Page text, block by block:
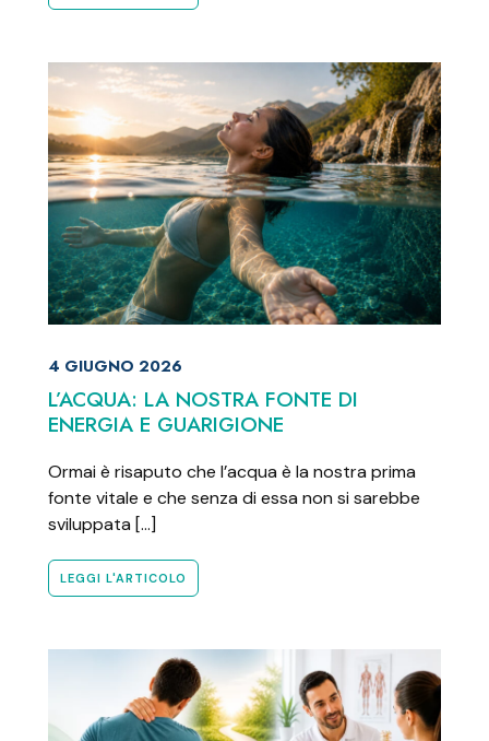
4 GIUGNO 2026
L’ACQUA: LA NOSTRA FONTE DI
ENERGIA E GUARIGIONE
Ormai è risaputo che l’acqua è la nostra prima
fonte vitale e che senza di essa non si sarebbe
sviluppata […]
LEGGI L'ARTICOLO